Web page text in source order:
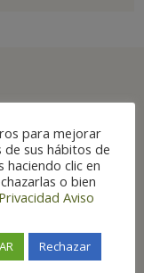
en
para mejorar
de sus hábitos de
haciendo clic en
o bien
Privacidad Aviso
Rechazar